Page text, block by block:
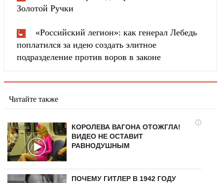
Золотой Ручки
«Российский легион»: как генерал Лебедь
поплатился за идею создать элитное
подразделение против воров в законе
Читайте также
i
КОРОЛЕВА ВАГОНА ОТОЖГЛА!
ВИДЕО НЕ ОСТАВИТ
РАВНОДУШНЫМ
ПОЧЕМУ ГИТЛЕР В 1942 ГОДУ